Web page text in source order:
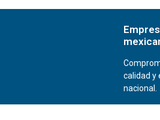
calidad y
nacional.